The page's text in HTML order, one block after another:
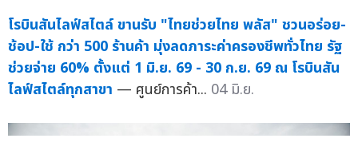
โรบินสันไลฟ์สไตล์ ขานรับ "ไทยช่วยไทย พลัส" ชวนอร่อย-
ช้อป-ใช้ กว่า 500 ร้านค้า มุ่งลดภาระค่าครองชีพทั่วไทย รัฐ
ช่วยจ่าย 60% ตั้งแต่ 1 มิ.ย. 69 - 30 ก.ย. 69 ณ โรบินสัน
ไลฟ์สไตล์ทุกสาขา — ศูนย์การค้า... 04 มิ.ย.